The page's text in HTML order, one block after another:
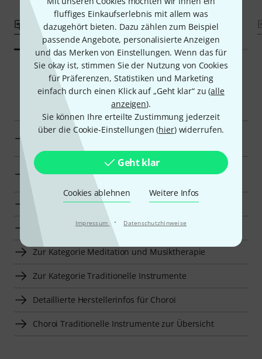
fluffiges Einkaufserlebnis mit allem was
dazugehört bieten. Dazu zählen zum Beispiel
passende Angebote, personalisierte Anzeigen
und das Merken von Einstellungen. Wenn das für
Sie okay ist, stimmen Sie der Nutzung von Cookies
für Präferenzen, Statistiken und Marketing
einfach durch einen Klick auf „Geht klar“ zu (alle
anzeigen).
Sie können Ihre erteilte Zustimmung jederzeit
über die Cookie-Einstellungen (hier) widerrufen.
Geht klar
Cookies ablehnen Weitere Infos
Impressum · Datenschutzhinweise
Vergleichen Vergleichen
Smart Navigator
Choroi Saiteninstrumente für Musiktherapie zur
Saiteninstrumente für Musiktherapie für 50 €–70 €
Zur Kategorie Kinderharfen und Leiern
Zur Kategorie Saiteninstrumente für Musiktherapie
Zur Kategorie Meditation und Musiktherapie
Zur Kategorie Traditionelle Instrumente
Detaillierte Herstellerinfos für Choroi
Choroi Traditionelle Instrumente zur Übersicht